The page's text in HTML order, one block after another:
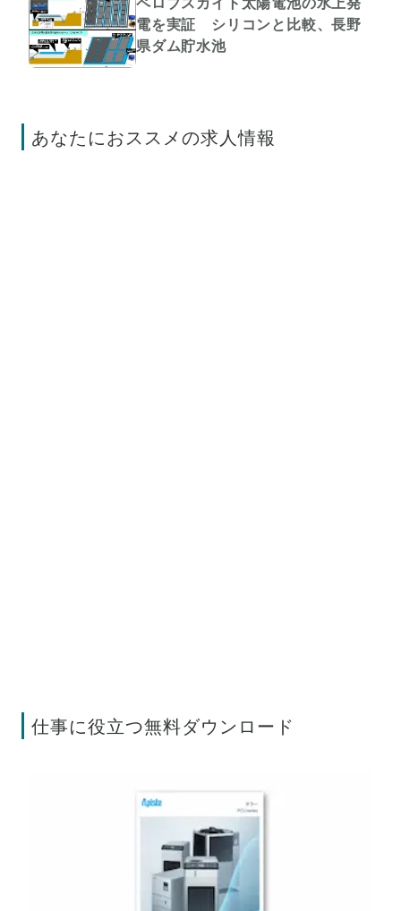
電を実証 シリコンと比較、長野
県ダム貯水池
あなたにおススメの求人情報
仕事に役立つ無料ダウンロード